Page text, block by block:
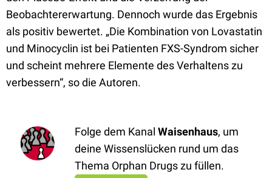
Beobachtererwartung. Dennoch wurde das Ergebnis
als positiv bewertet. „Die Kombination von Lovastatin
und Minocyclin ist bei Patienten FXS-Syndrom sicher
und scheint mehrere Elemente des Verhaltens zu
verbessern“, so die Autoren.
Folge dem Kanal Waisenhaus, um
deine Wissenslücken rund um das
Thema Orphan Drugs zu füllen.